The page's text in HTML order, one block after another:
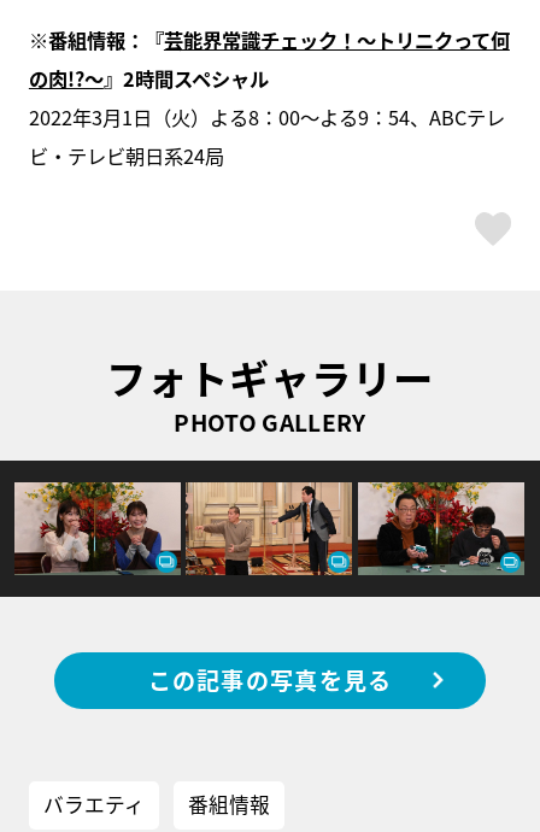
※番組情報：『芸能界常識チェック！～トリニクって何
の肉!?～』2時間スペシャル
2022年3月1日（火）よる8：00～よる9：54、ABCテレ
ビ・テレビ朝日系24局
フォトギャラリー
PHOTO GALLERY
この記事の写真を見る
バラエティ 番組情報